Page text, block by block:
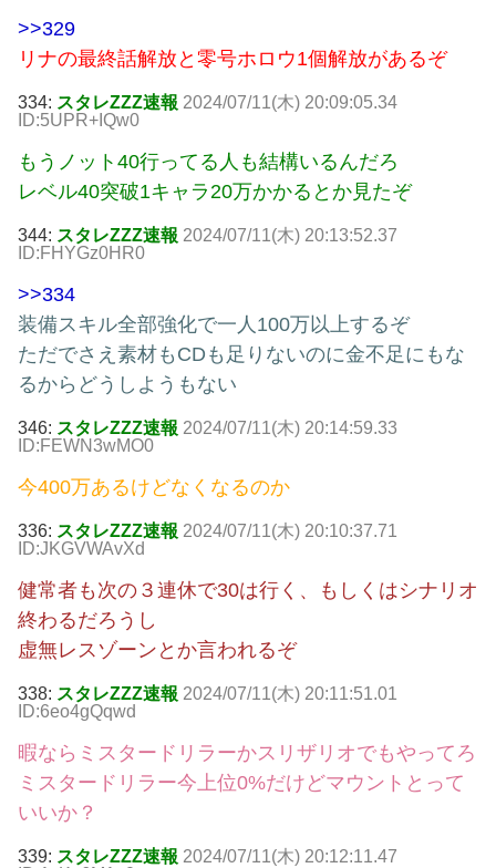
>>329
リナの最終話解放と零号ホロウ1個解放があるぞ
334: スタレZZZ速報 2024/07/11(木) 20:09:05.34
ID:5UPR+IQw0
もうノット40行ってる人も結構いるんだろ
レベル40突破1キャラ20万かかるとか見たぞ
344: スタレZZZ速報 2024/07/11(木) 20:13:52.37
ID:FHYGz0HR0
>>334
装備スキル全部強化で一人100万以上するぞ
ただでさえ素材もCDも足りないのに金不足にもな
るからどうしようもない
346: スタレZZZ速報 2024/07/11(木) 20:14:59.33
ID:FEWN3wMO0
今400万あるけどなくなるのか
336: スタレZZZ速報 2024/07/11(木) 20:10:37.71
ID:JKGVWAvXd
健常者も次の３連休で30は行く、もしくはシナリオ
終わるだろうし
虚無レスゾーンとか言われるぞ
338: スタレZZZ速報 2024/07/11(木) 20:11:51.01
ID:6eo4gQqwd
暇ならミスタードリラーかスリザリオでもやってろ
ミスタードリラー今上位0%だけどマウントとって
いいか？
339: スタレZZZ速報 2024/07/11(木) 20:12:11.47